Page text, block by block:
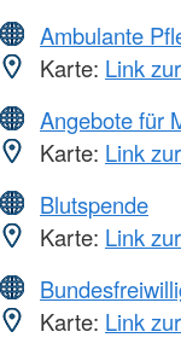
Ambulante
Karte: Link
Angebote für
Karte: Link
Blutspende
Karte: Link
Karte: Link